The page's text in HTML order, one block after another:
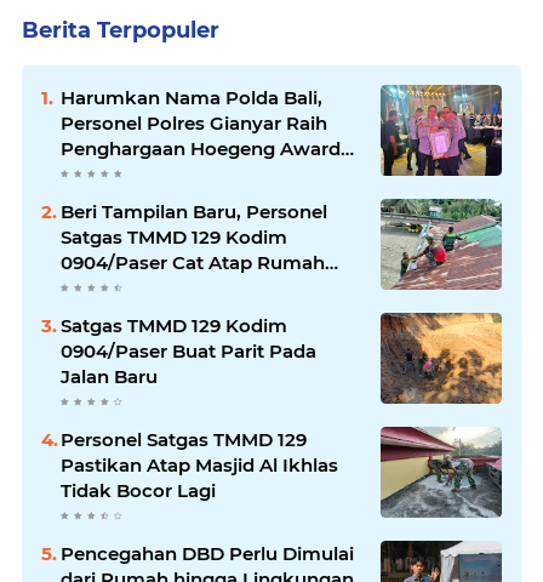
Berita Terpopuler
Harumkan Nama Polda Bali,
Personel Polres Gianyar Raih
Penghargaan Hoegeng Awards
2026
Beri Tampilan Baru, Personel
Satgas TMMD 129 Kodim
0904/Paser Cat Atap Rumah
Marbot
Satgas TMMD 129 Kodim
0904/Paser Buat Parit Pada
Jalan Baru
Personel Satgas TMMD 129
Pastikan Atap Masjid Al Ikhlas
Tidak Bocor Lagi
Pencegahan DBD Perlu Dimulai